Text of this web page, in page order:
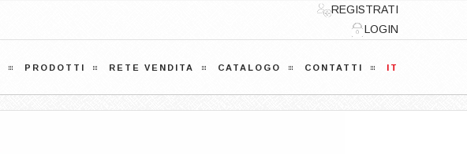
REGISTRATI
LOGIN
PRODOTTI RETE VENDITA CATALOGO CONTATTI IT